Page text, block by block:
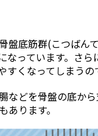
盤底筋群(こつば
なっています。さ
くなってしまうの
どを骨盤の底か
ります。